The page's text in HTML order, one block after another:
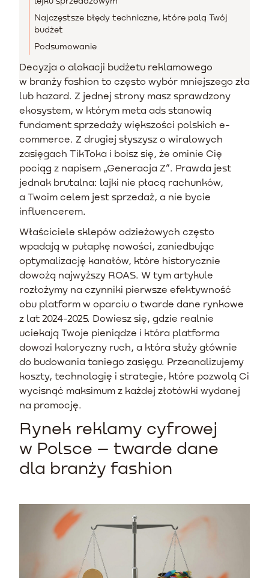
Najczęstsze błędy techniczne, które palą Twój
budżet
Podsumowanie
Decyzja o alokacji budżetu reklamowego
w branży fashion to często wybór mniejszego zła
lub hazard. Z jednej strony masz sprawdzony
ekosystem, w którym meta ads stanowią
fundament sprzedaży większości polskich e-
commerce. Z drugiej słyszysz o wiralowych
zasięgach TikToka i boisz się, że ominie Cię
pociąg z napisem „Generacja Z”. Prawda jest
jednak brutalna: lajki nie płacą rachunków,
a Twoim celem jest sprzedaż, a nie bycie
influencerem.
Właściciele sklepów odzieżowych często
wpadają w pułapkę nowości, zaniedbując
optymalizację kanałów, które historycznie
dowożą najwyższy ROAS. W tym artykule
rozłożymy na czynniki pierwsze efektywność
obu platform w oparciu o twarde dane rynkowe
z lat 2024-2025. Dowiesz się, gdzie realnie
uciekają Twoje pieniądze i która platforma
dowozi kaloryczny ruch, a która służy głównie
do budowania taniego zasięgu. Przeanalizujemy
koszty, technologię i strategie, które pozwolą Ci
wycisnąć maksimum z każdej złotówki wydanej
na promocję.
Rynek reklamy cyfrowej
w Polsce – twarde dane
dla branży fashion